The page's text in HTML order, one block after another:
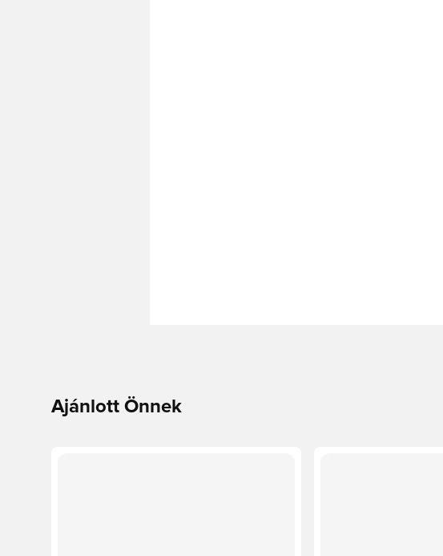
Ajánlott Önnek